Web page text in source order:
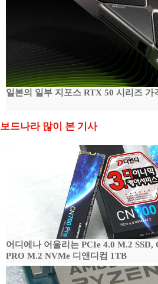
일본의 일부 지포스 RTX 50 시리즈 가
보드나라 많이 본 기사
어디에나 어울리는 PCIe 4.0 M.2
PRO M.2 NVMe 디앤디컴 1TB